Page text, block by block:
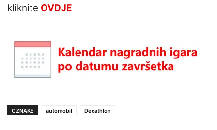
kliknite OVDJE
OZNAKE automobil Decathlon